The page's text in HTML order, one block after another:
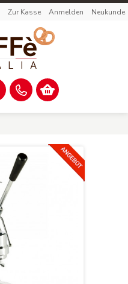
Zur Kasse Anmelden Neukunde